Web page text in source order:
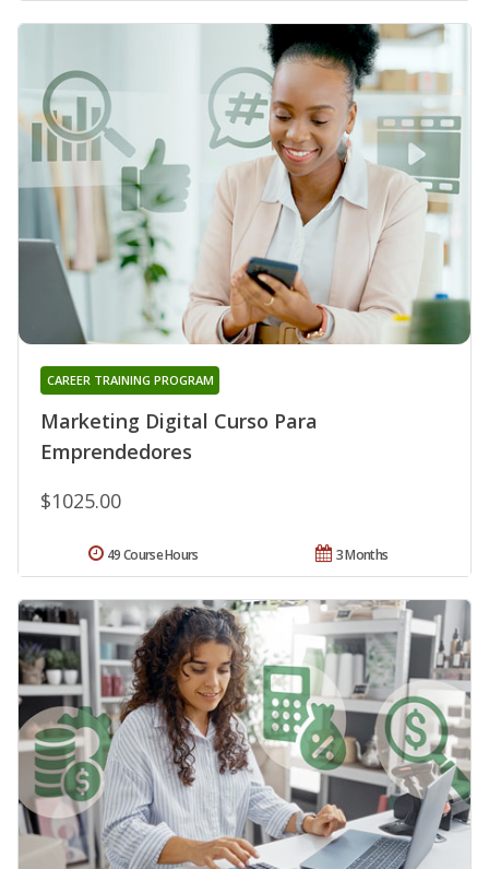
Marketing Digital Curso Para
Emprendedores
CAREER TRAINING PROGRAM
$1025.00
3 Months
49 Course Hours